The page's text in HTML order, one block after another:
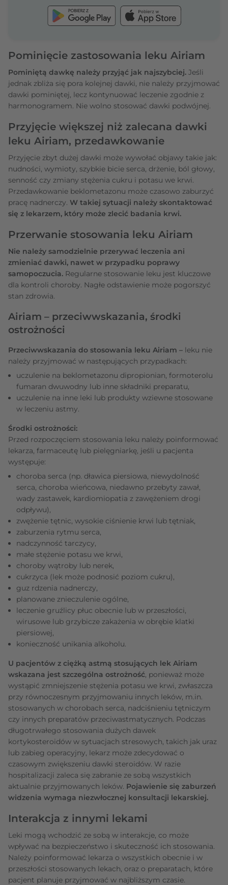
Pominięcie zastosowania leku Airiam
Pominiętą dawkę należy przyjąć jak najszybciej. Jeśli
jednak zbliża się pora kolejnej dawki, nie należy przyjmować
dawki pominiętej, lecz kontynuować leczenie zgodnie z
harmonogramem. Nie wolno stosować dawki podwójnej.
Przyjęcie większej niż zalecana dawki
leku Airiam, przedawkowanie
Przyjęcie zbyt dużej dawki może wywołać objawy takie jak:
nudności, wymioty, szybkie bicie serca, drżenie, ból głowy,
senność czy zmiany stężenia cukru i potasu we krwi.
Przedawkowanie beklometazonu może czasowo zaburzyć
pracę nadnerczy. W takiej sytuacji należy skontaktować
się z lekarzem, który może zlecić badania krwi.
Przerwanie stosowania leku Airiam
Nie należy samodzielnie przerywać leczenia ani
zmieniać dawki, nawet w przypadku poprawy
samopoczucia. Regularne stosowanie leku jest kluczowe
dla kontroli choroby. Nagłe odstawienie może pogorszyć
stan zdrowia.
Airiam – przeciwwskazania, środki
ostrożności
Przeciwwskazania do stosowania leku Airiam – leku nie
należy przyjmować w następujących przypadkach:
uczulenie na beklometazonu dipropionian, formoterolu
fumaran dwuwodny lub inne składniki preparatu,
uczulenie na inne leki lub produkty wziewne stosowane
w leczeniu astmy.
Środki ostrożności:
Przed rozpoczęciem stosowania leku należy poinformować
lekarza, farmaceutę lub pielęgniarkę, jeśli u pacjenta
występuje:
choroba serca (np. dławica piersiowa, niewydolność
serca, choroba wieńcowa, niedawno przebyty zawał,
wady zastawek, kardiomiopatia z zawężeniem drogi
odpływu),
zwężenie tętnic, wysokie ciśnienie krwi lub tętniak,
zaburzenia rytmu serca,
nadczynność tarczycy,
małe stężenie potasu we krwi,
choroby wątroby lub nerek,
cukrzyca (lek może podnosić poziom cukru),
guz rdzenia nadnerczy,
planowane znieczulenie ogólne,
leczenie gruźlicy płuc obecnie lub w przeszłości,
wirusowe lub grzybicze zakażenia w obrębie klatki
piersiowej,
konieczność unikania alkoholu.
U pacjentów z ciężką astmą stosujących lek Airiam
wskazana jest szczególna ostrożność, ponieważ może
wystąpić zmniejszenie stężenia potasu we krwi, zwłaszcza
przy równoczesnym przyjmowaniu innych leków, m.in.
stosowanych w chorobach serca, nadciśnieniu tętniczym
czy innych preparatów przeciwastmatycznych. Podczas
długotrwałego stosowania dużych dawek
kortykosteroidów w sytuacjach stresowych, takich jak uraz
lub zabieg operacyjny, lekarz może zdecydować o
czasowym zwiększeniu dawki steroidów. W razie
hospitalizacji zaleca się zabranie ze sobą wszystkich
aktualnie przyjmowanych leków. Pojawienie się zaburzeń
widzenia wymaga niezwłocznej konsultacji lekarskiej.
Interakcja z innymi lekami
Leki mogą wchodzić ze sobą w interakcje, co może
wpływać na bezpieczeństwo i skuteczność ich stosowania.
Należy poinformować lekarza o wszystkich obecnie i w
przeszłości stosowanych lekach, oraz o preparatach, które
pacjent planuje przyjmować w najbliższym czasie.